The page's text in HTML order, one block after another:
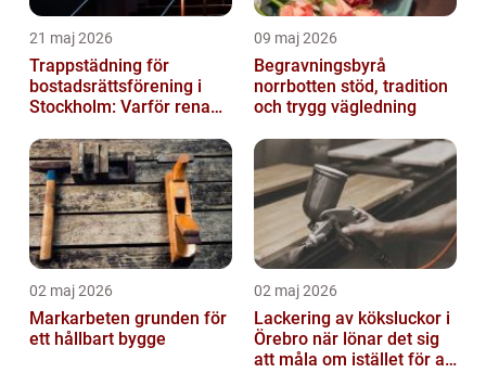
21 maj 2026
Trappstädning för
bostadsrättsförening i
Stockholm: Varför rena
skillnad än du t...
09 maj 2026
Begravningsbyrå
norrbotten stöd, tradition
och trygg vägledning
02 maj 2026
Markarbeten grunden för
ett hållbart bygge
02 maj 2026
Lackering av köksluckor i
Örebro när lönar det sig
att måla om istället för att